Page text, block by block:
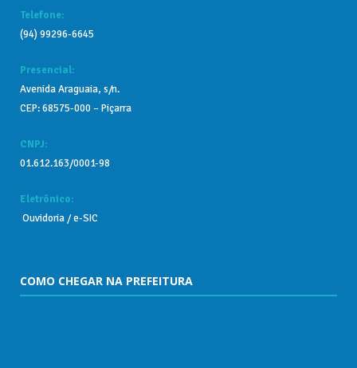
Telefone:
(94) 99296-6645
Presencial:
Avenida Araguaia, s/n.
CEP: 68575-000 – Piçarra
CNPJ:
01.612.163/0001-98
Eletrônico:
Ouvidoria / e-SIC
COMO CHEGAR NA PREFEITURA